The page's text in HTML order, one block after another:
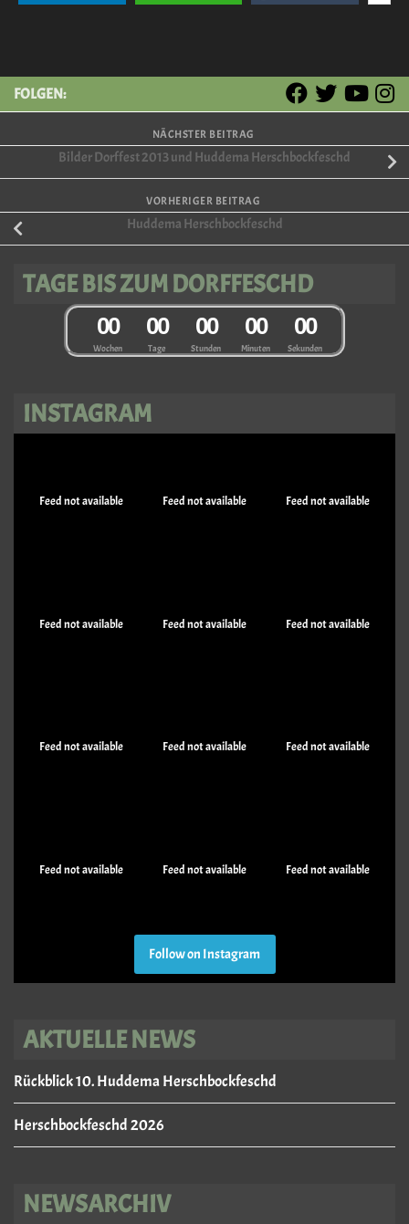
FOLGEN:
NÄCHSTER BEITRAG
Bilder Dorffest 2013 und Huddema Herschbockfeschd
VORHERIGER BEITRAG
Huddema Herschbockfeschd
TAGE BIS ZUM DORFFESCHD
Wochen
00
Tage
00
Stunden
00
Minuten
00
Sekunden
00
INSTAGRAM
Feed not available Feed not available Feed not available
Feed not available Feed not available Feed not available
Feed not available Feed not available Feed not available
Feed not available Feed not available Feed not available
Follow on Instagram
AKTUELLE NEWS
Rückblick 10. Huddema Herschbockfeschd
Herschbockfeschd 2026
NEWSARCHIV